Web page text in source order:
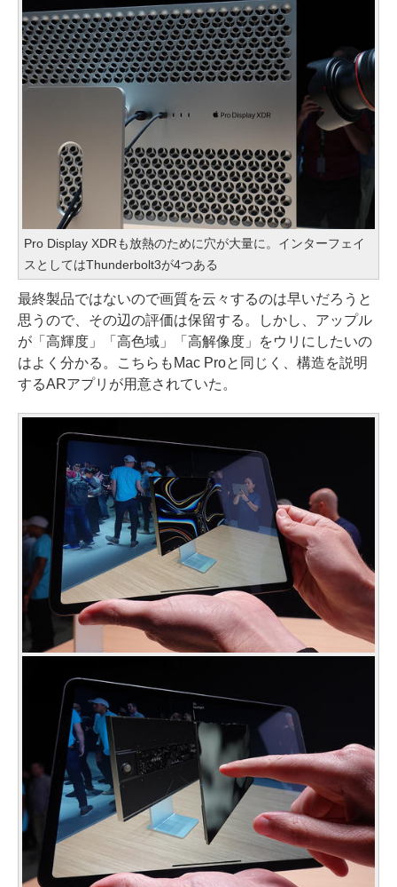
Pro Display XDRも放熱のために穴が大量に。インターフェイ
スとしてはThunderbolt3が4つある
最終製品ではないので画質を云々するのは早いだろうと
思うので、その辺の評価は保留する。しかし、アップル
が「高輝度」「高色域」「高解像度」をウリにしたいの
はよく分かる。こちらもMac Proと同じく、構造を説明
するARアプリが用意されていた。